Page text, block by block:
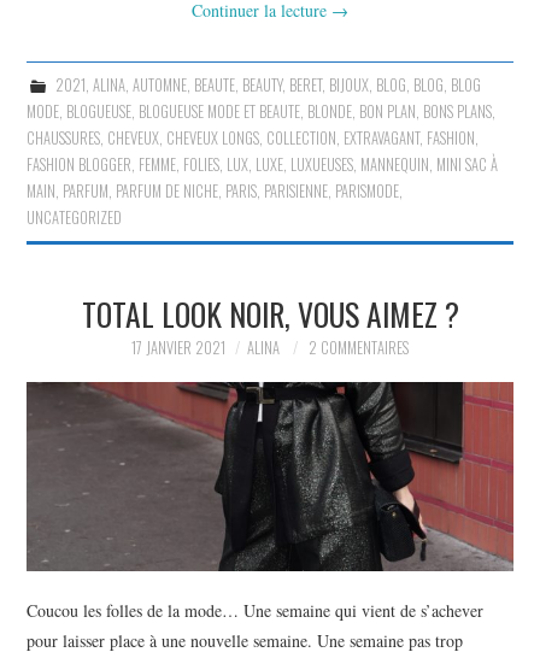
Continuer la lecture →
2021 ALINA, AUTOMNE, BEAUTE, BEAUTY, BERET, BIJOUX, BLOG BLOG BLOG
MODE BLOGUEUSE BLOGUEUSE MODE ET BEAUTE BLONDE BON PLAN BONS PLANS
CHAUSSURES CHEVEUX CHEVEUX LONGS COLLECTION EXTRAVAGANT, FASHION
FASHION BLOGGER FEMME FOLIES LUX LUXE LUXUEUSES MANNEQUIN MINI SAC À
MAIN PARFUM PARFUM DE NICHE PARIS PARISIENNE PARISMODE
UNCATEGORIZED
TOTAL LOOK NOIR, VOUS AIMEZ ?
17 JANVIER 2021 ALINA 2 COMMENTAIRES
Coucou les folles de la mode… Une semaine qui vient de s’achever
pour laisser place à une nouvelle semaine. Une semaine pas trop